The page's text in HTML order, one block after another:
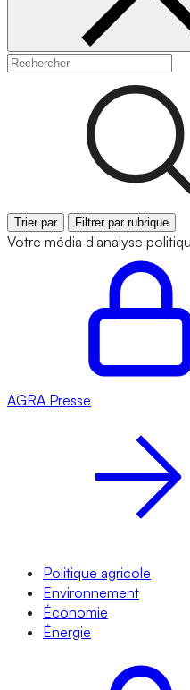
Trier par Filtrer par rubrique
Votre média d'analyse
AGRA Presse
Politique agricole
Environnement
Économie
Énergie